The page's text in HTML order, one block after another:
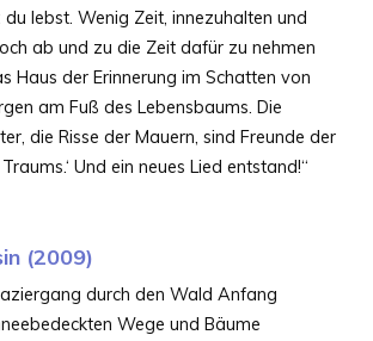
lebst. Wenig Zeit, innezuhalten und
ab und zu die Zeit dafür zu nehmen
Haus der Erinnerung im Schatten von
am Fuß des Lebensbaums. Die
die Risse der Mauern, sind Freunde der
Und ein neues Lied entstand!“
(2009)
durch den Wald Anfang
Wege und Bäume